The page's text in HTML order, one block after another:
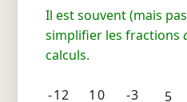
Il est souvent (mais
simplifier les fractions
calculs.
-12
10
-3
5